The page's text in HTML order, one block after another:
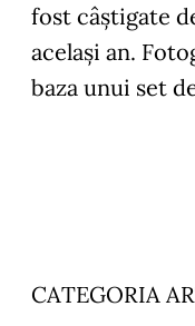
fost câștigate
același an.
baza unui set
CATEGORIA